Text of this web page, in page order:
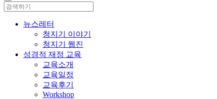
뉴스레터
청지기 이야기
청지기 웹진
성경적 재정 교육
교육소개
교육일정
교육후기
Workshop